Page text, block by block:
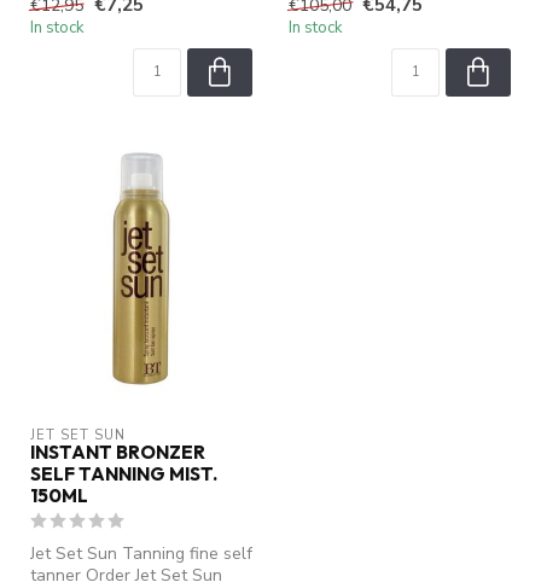
€12,95
In stock
€105,00
In stock
JET SET SUN
INSTANT BRONZER
SELF TANNING MIST.
150ML
Jet Set Sun Tanning fine self
tanner Order Jet Set Sun